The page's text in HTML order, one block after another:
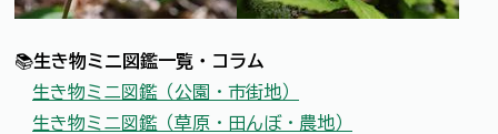
📚生き物ミニ図鑑一覧・コラム
生き物ミニ図鑑（公園・市街地）
生き物ミニ図鑑（草原・田んぼ・農地）